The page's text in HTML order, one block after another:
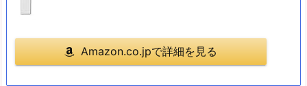
Amazon.co.jpで詳細を見る